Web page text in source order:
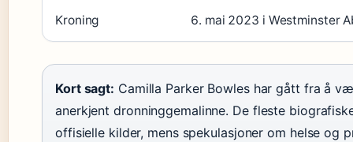
Kroning 6. mai 2023 i Westminster
Kort sagt: Camilla Parker Bowles har gått fra å
anerkjent dronninggemalinne. De fleste
offisielle kilder, mens spekulasjoner om helse og